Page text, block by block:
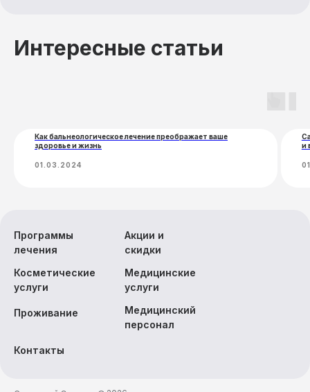
Интересные статьи
Как бальнеологическое лечение преображает ваше
здоровье и жизнь
01.03.2024
и
Трансфер
Программы
лечения
Акции и
скидки
Косметические
услуги
Медицинские
услуги
Проживание
Медицинский
персонал
Контакты